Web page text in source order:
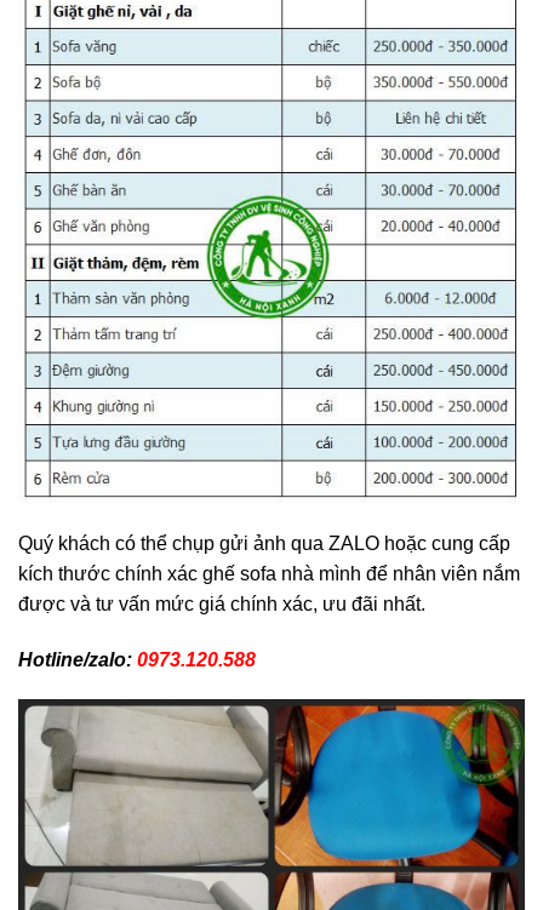
Quý khách có thể chụp gửi ảnh qua ZALO hoặc cung cấp
kích thước chính xác ghế sofa nhà mình để nhân viên nắm
được và tư vấn mức giá chính xác, ưu đãi nhất.
Hotline/zalo: 0973.120.588